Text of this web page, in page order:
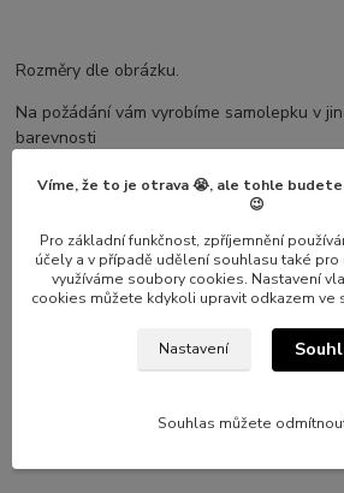
Rozměry dle obrázku.
Na požádání vám vyrobíme samolepku v
barevnosti
Vinylová
Víme, že to je otrava 😭, ale tohle
😉
Pro základní funkčnost, zpříjemnění
účely a v případě udělení souhlasu také
využíváme soubory cookies. Nastavení
cookies můžete kdykoli upravit odkazem ve
Nastavení
Souhlas můžete